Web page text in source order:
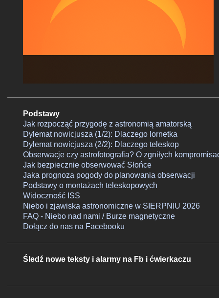
Podstawy
Jak rozpocząć przygodę z astronomią amatorską
Dylemat nowicjusza (1/2): Dlaczego lornetka
Dylemat nowicjusza (2/2): Dlaczego teleskop
Obserwacje czy astrofotografia? O zgniłych
Jak bezpiecznie obserwować Słońce
Jaka prognoza pogody do planowania obserwacji
Podstawy o montażach teleskopowych
Widoczność ISS
Niebo i zjawiska astronomiczne w SIERPNIU 2026
FAQ - Niebo nad nami / Burze magnetyczne
Dołącz do nas na Facebooku
Śledź nowe teksty i alarmy na Fb i ćwierkaczu